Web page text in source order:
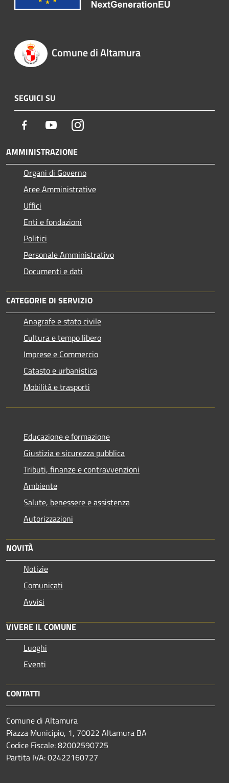
Comune di Altamura
SEGUICI SU
Facebook YoutubeInstagram
AMMINISTRAZIONE
Organi di Governo
Aree Amministrative
Uffici
Enti e fondazioni
Politici
Personale Amministrativo
Documenti e dati
CATEGORIE DI SERVIZIO
Anagrafe e stato civile
Cultura e tempo libero
Imprese e Commercio
Catasto e urbanistica
Mobilità e trasporti
Educazione e formazione
Giustizia e sicurezza pubblica
Tributi, finanze e contravvenzioni
Ambiente
Salute, benessere e assistenza
Autorizzazioni
NOVITÀ
Notizie
Comunicati
Avvisi
VIVERE IL COMUNE
Luoghi
Eventi
CONTATTI
Comune di Altamura
Piazza Municipio, 1, 70022 Altamura BA
Codice Fiscale: 82002590725
Partita IVA: 02422160727